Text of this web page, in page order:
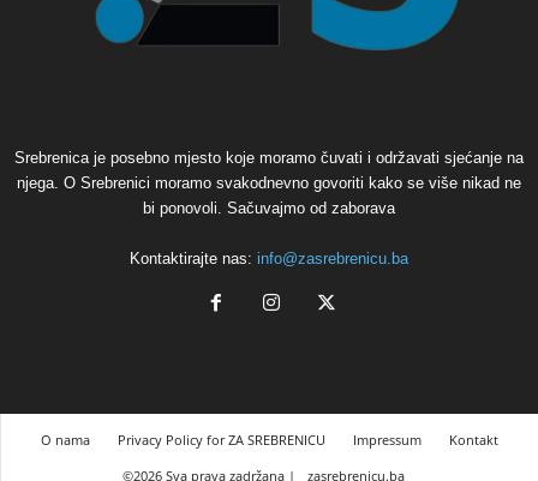
Srebrenica je posebno mjesto koje moramo čuvati i održavati sjećanje na
njega. O Srebrenici moramo svakodnevno govoriti kako se više nikad ne
bi ponovoli. Sačuvajmo od zaborava
Kontaktirajte nas: info@zasrebrenicu.ba
O nama Privacy Policy for ZA SREBRENICU Impressum
Kontakt
©2026 Sva prava zadržana |
zasrebrenicu.ba